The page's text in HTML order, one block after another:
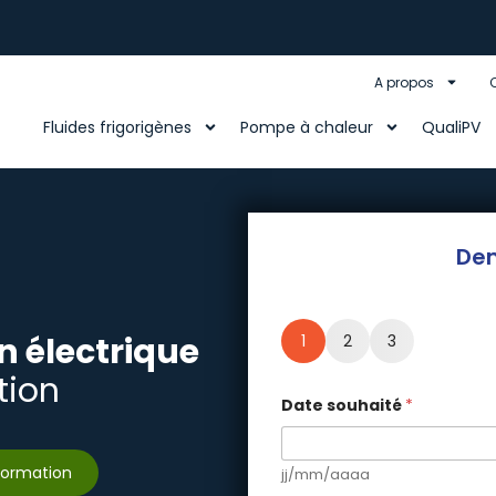
A propos
Fluides frigorigènes Pompe à chaleur QualiPV
électrique
1 2 3
d
r
s
s
Date souhaité *
jj/mm/aaaa